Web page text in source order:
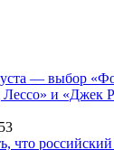
— выбор
Лессо» и «Джек
что